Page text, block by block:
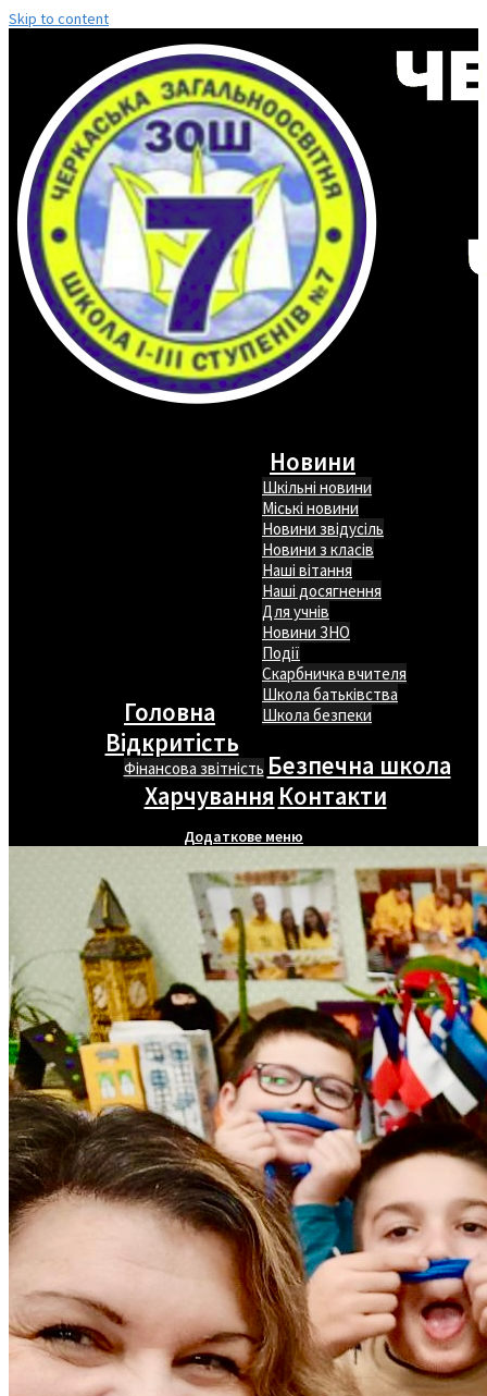
Skip to content
Головна
Новини
Шкільні новини
Міські новини
Новини звідусіль
Новини з класів
Наші вітання
Наші досягнення
Для учнів
Новини ЗНО
Події
Скарбничка вчителя
Школа батьківства
Школа безпеки
Відкритість
Фінансова звітність Безпечна школа
Харчування Контакти
Додаткове меню